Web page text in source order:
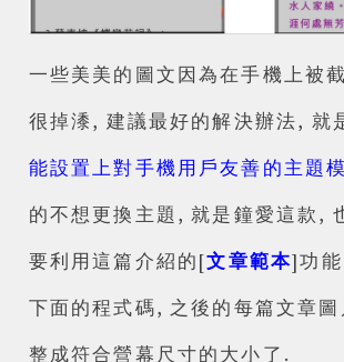
一些美美的圖文因為在手機上被
很掉潻, 建議最好的解決辦法, 就
能設置上對手機用戶友善的主題
的不想更換主題, 就是鐘愛這款,
要利用這篇介紹的[文章範本]功
下面的程式碼, 之後的每篇文章
整成符合營幕尺寸的大小了.